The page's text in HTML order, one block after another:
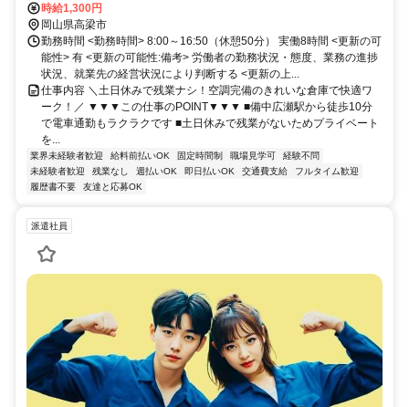
時給1,300円
岡山県高梁市
勤務時間 <勤務時間> 8:00～16:50（休憩50分） 実働8時間 <更新の可
能性> 有 <更新の可能性:備考> 労働者の勤務状況・態度、業務の進捗
状況、就業先の経営状況により判断する <更新の上...
仕事内容 ＼土日休みで残業ナシ！空調完備のきれいな倉庫で快適ワ
ーク！／ ▼▼▼この仕事のPOINT▼▼▼ ■備中広瀬駅から徒歩10分
で電車通勤もラクラクです ■土日休みで残業がないためプライベート
を...
業界未経験者歓迎 給料前払いOK 固定時間制 職場見学可
経験不問
未経験者歓迎
残業なし 週払いOK 即日払いOK 交通費支給
フルタイム歓迎
履歴書不要
友達と応募OK
派遣社員